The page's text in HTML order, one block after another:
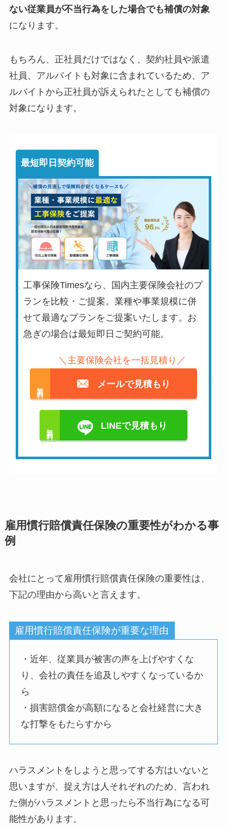
ない従業員が不当行為をした場合でも補償の対象
になります。
もちろん、正社員だけではなく、契約社員や派遣
社員、アルバイトも対象に含まれているため、ア
ルバイトから正社員が訴えられたとしても補償の
対象になります。
最短即日契約可能
工事保険Timesなら、国内主要保険会社のプ
ランを比較・ご提案。業種や事業規模に併
せて最適なプランをご提案いたします。お
急ぎの場合は最短即日ご契約可能。
＼主要保険会社を一括見積り／
メールで見積もり
LINEで見積もり
雇用慣行賠償責任保険の重要性がわかる事
例
会社にとって雇用慣行賠償責任保険の重要性は、
下記の理由から高いと言えます。
雇用慣行賠償責任保険が重要な理由
・近年、従業員が被害の声を上げやすくな
り、会社の責任を追及しやすくなっているか
ら
・損害賠償金が高額になると会社経営に大き
な打撃をもたらすから
ハラスメントをしようと思ってする方はいないと
思いますが、捉え方は人それぞれのため、言われ
た側がハラスメントと思ったら不当行為になる可
能性があります。